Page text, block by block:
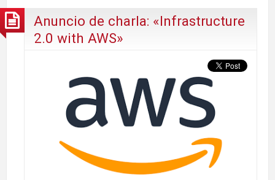
Anuncio de charla: «Infrastructure
2.0 with AWS»